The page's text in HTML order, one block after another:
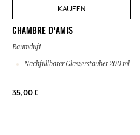
KAUFEN
CHAMBRE D'AMIS
Raumduft
Nachfüllbarer Glaszerstäuber 200 ml
35,00 €